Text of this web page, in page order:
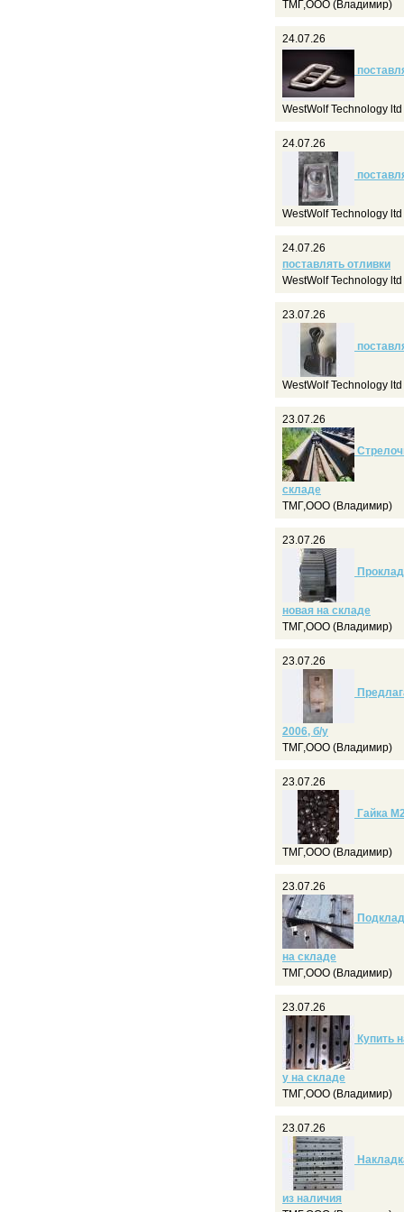
ТМГ,ООО (Владимир)
24.07.26
WestWolf Technology
24.07.26
WestWolf Technology
24.07.26
поставлять отливки
WestWolf Technology
23.07.26
WestWolf Technology
23.07.26
складе
ТМГ,ООО (Владимир)
23.07.26
новая на складе
ТМГ,ООО (Владимир)
23.07.26
2006, б/у
ТМГ,ООО (Владимир)
23.07.26
Гайка
ТМГ,ООО (Владимир)
23.07.26
на складе
ТМГ,ООО (Владимир)
23.07.26
Купить
у на складе
ТМГ,ООО (Владимир)
23.07.26
из наличия